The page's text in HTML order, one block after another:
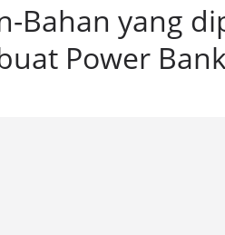
Bahan yang
Power